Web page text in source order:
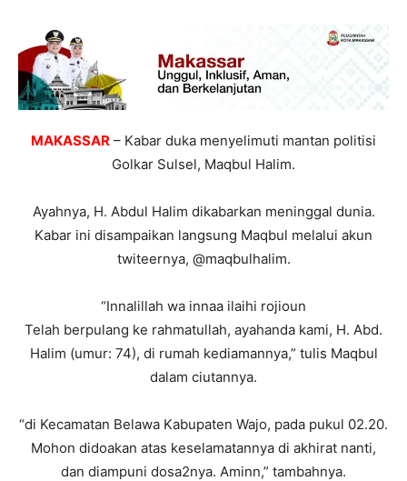
MAKASSAR – Kabar duka menyelimuti mantan politisi
Golkar Sulsel, Maqbul Halim.
Ayahnya, H. Abdul Halim dikabarkan meninggal dunia.
Kabar ini disampaikan langsung Maqbul melalui akun
twiteernya, @maqbulhalim.
“Innalillah wa innaa ilaihi rojioun
Telah berpulang ke rahmatullah, ayahanda kami, H. Abd.
Halim (umur: 74), di rumah kediamannya,” tulis Maqbul
dalam ciutannya.
“di Kecamatan Belawa Kabupaten Wajo, pada pukul 02.20.
Mohon didoakan atas keselamatannya di akhirat nanti,
dan diampuni dosa2nya. Aminn,” tambahnya.